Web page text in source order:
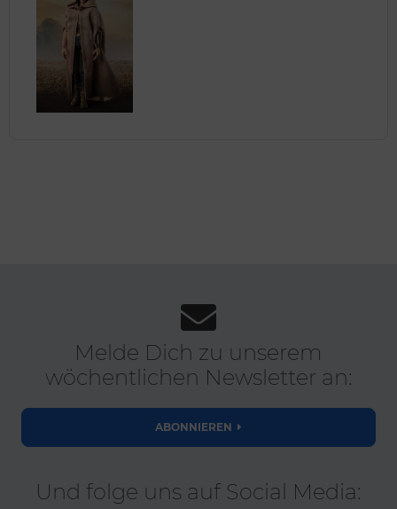
Melde Dich zu unserem
wöchentlichen Newsletter an:
ABONNIEREN
Und folge uns auf Social Media: